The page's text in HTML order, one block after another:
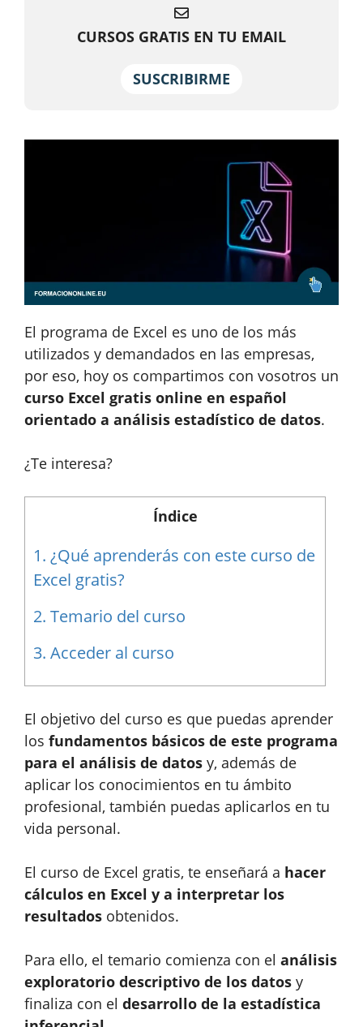
CURSOS GRATIS EN TU EMAIL
SUSCRIBIRME
El programa de Excel es uno de los más
utilizados y demandados en las empresas,
por eso, hoy os compartimos con vosotros un
curso Excel gratis online en español
orientado a análisis estadístico de datos.
¿Te interesa?
Índice
1. ¿Qué aprenderás con este curso de
Excel gratis?
2. Temario del curso
3. Acceder al curso
El objetivo del curso es que puedas aprender
los fundamentos básicos de este programa
para el análisis de datos y, además de
aplicar los conocimientos en tu ámbito
profesional, también puedas aplicarlos en tu
vida personal.
El curso de Excel gratis, te enseñará a hacer
cálculos en Excel y a interpretar los
resultados obtenidos.
Para ello, el temario comienza con el análisis
exploratorio descriptivo de los datos y
finaliza con el desarrollo de la estadística